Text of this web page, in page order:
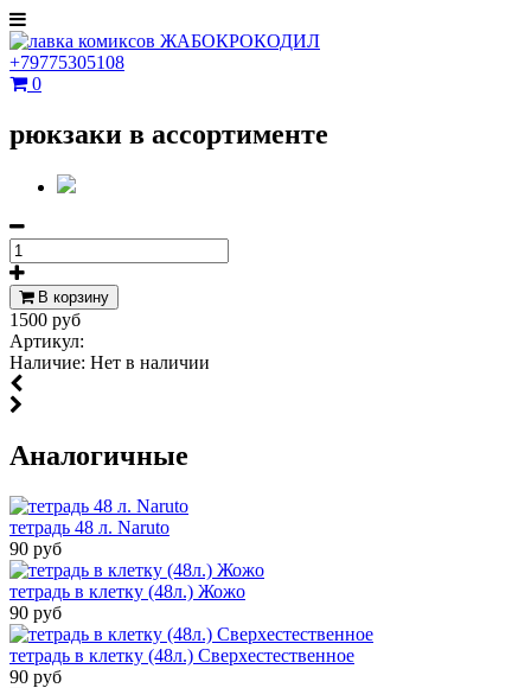
+79775305108
0
рюкзаки в ассортименте
В корзину
1500 руб
Артикул:
Наличие: Нет в наличии
Аналогичные
тетрадь 48 л. Naruto
90 руб
тетрадь в клетку (48л.) Жожо
90 руб
тетрадь в клетку (48л.) Сверхестественное
90 руб